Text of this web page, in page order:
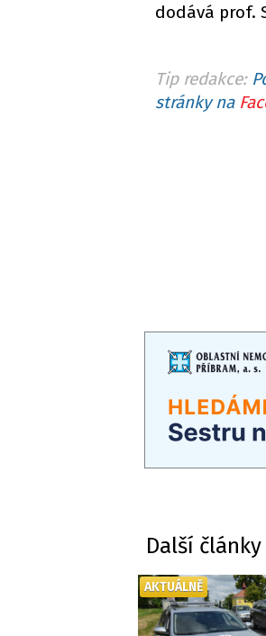
dodává prof.
Tip redakce:
stránky na
Další články
AKTUÁLNĚ